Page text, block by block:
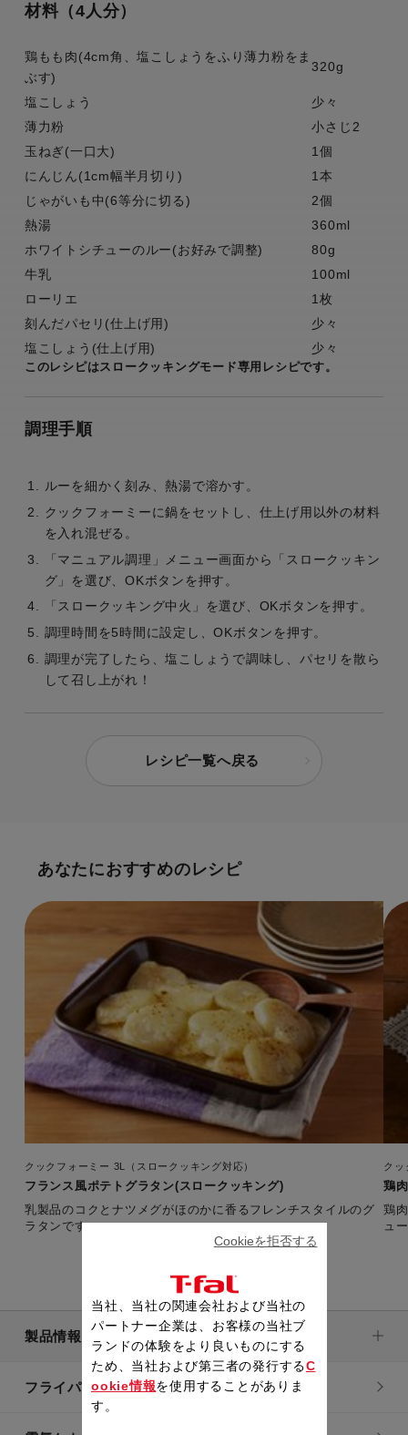
材料（4人分）
鶏もも肉(4cm角、塩こしょうをふり薄力粉をま
ぶす)
320g
塩こしょう
少々
薄力粉
小さじ2
玉ねぎ(一口大)
1個
にんじん(1cm幅半月切り)
1本
じゃがいも中(6等分に切る)
2個
熱湯
360ml
ホワイトシチューのルー(お好みで調整)
80g
牛乳
100ml
ローリエ
1枚
刻んだパセリ(仕上げ用)
少々
塩こしょう(仕上げ用)
少々
このレシピはスロークッキングモード専用レシピです。
調理手順
ルーを細かく刻み、熱湯で溶かす。
クックフォーミーに鍋をセットし、仕上げ用以外の材料
を入れ混ぜる。
「マニュアル調理」メニュー画面から「スロークッキン
グ」を選び、OKボタンを押す。
「スロークッキング中火」を選び、OKボタンを押す。
調理時間を5時間に設定し、OKボタンを押す。
調理が完了したら、塩こしょうで調味し、パセリを散ら
して召し上がれ！
レシピ一覧へ戻る
あなたにおすすめのレシピ
クックフォーミー 3L（スロークッキング対応）
フランス風ポテトグラタン(スロークッキング)
乳製品のコクとナツメグがほのかに香るフレンチスタイルのグ
ラタンです。
クッ
鶏
鶏
ュ
製品情報
フライパン・鍋
当社、当社の関連会社および当社の
パートナー企業は、お客様の当社ブ
ランドの体験をより良いものにする
ため、当社および第三者の発行するC
ookie情報を使用することがありま
す。
Cookieを拒否する